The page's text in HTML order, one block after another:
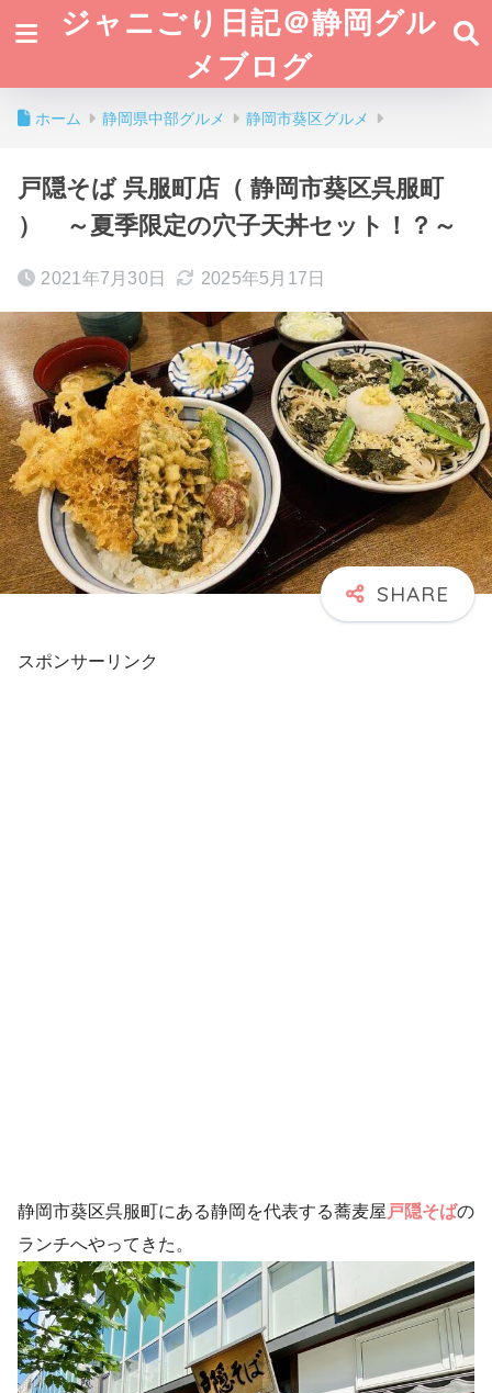
ジャニごり日記＠静岡グル
メブログ
ホーム 静岡県中部グルメ 静岡市葵区グルメ
戸隠そば 呉服町店（ 静岡市葵区呉服町
） ～夏季限定の穴子天丼セット！？～
2021年7月30日 2025年5月17日
スポンサーリンク
静岡市葵区呉服町にある静岡を代表する蕎麦屋 戸隠そばの
ランチへやってきた。